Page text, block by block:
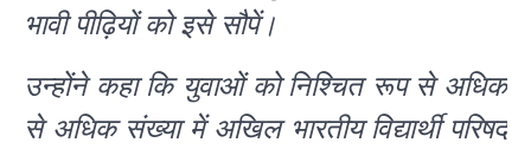
भावी पीढ़ियों को इसे सौपें।
उन्होंने कहा कि युवाओं को निश्चित रूप से अधिक
से अधिक संख्या में अखिल भारतीय विद्यार्थी परिषद